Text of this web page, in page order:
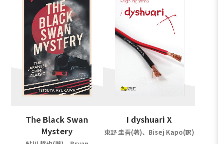
The Black Swan
Mystery
I dyshuari X
東野 圭吾(著)、Bisej Kapo(訳)